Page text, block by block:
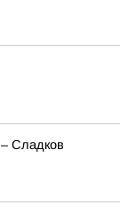
Сладков